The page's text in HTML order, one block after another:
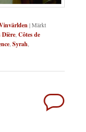
|Märkt
Dière Côtes de
Syrah